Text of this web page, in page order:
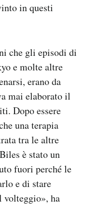
in questi
che gli episodi di
e molte altre
erano da
mai elaborato il
Dopo essere
una terapia
tra le altre
è stato un
fuori perché le
e di stare
ha